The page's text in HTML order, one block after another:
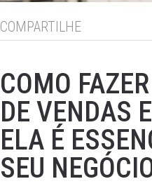
COMPARTILHE
COMO
DE VENDAS
ELA É
SEU